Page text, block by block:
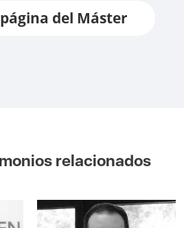
del Máster
relacionados